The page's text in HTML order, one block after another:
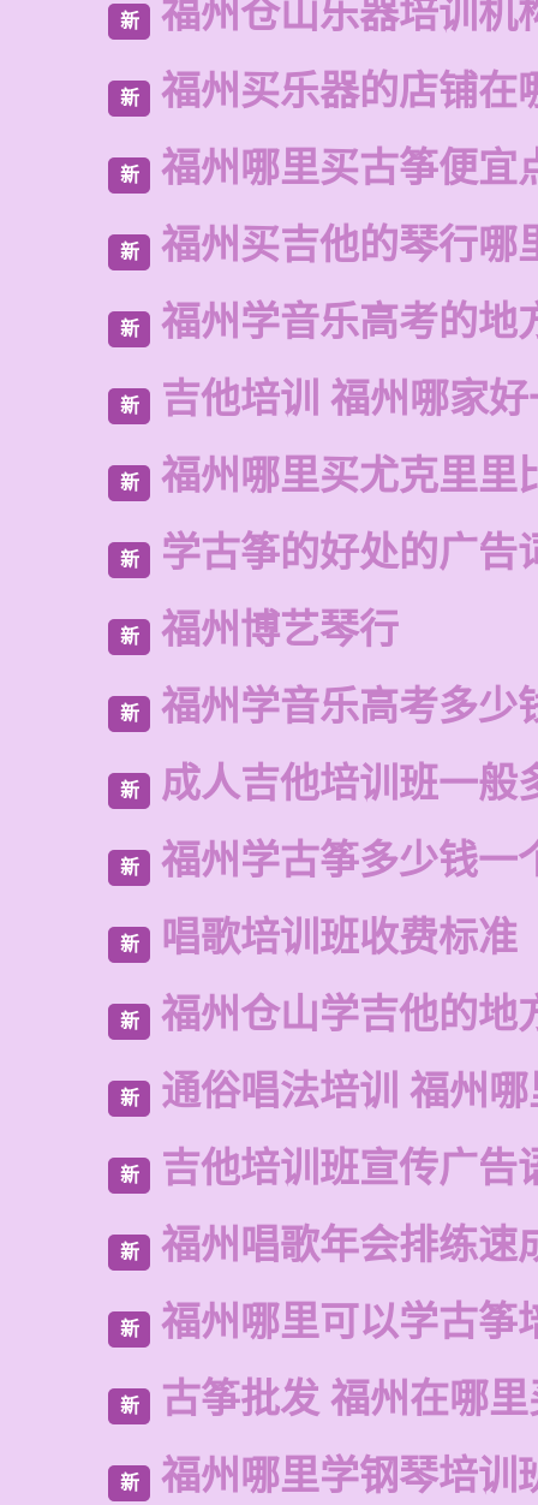
新 福州仓山乐器培训机
新 福州买乐器的店铺在
新 福州哪里买古筝便宜
新 福州买吉他的琴行哪
新 福州学音乐高考的地
新 吉他培训 福州哪家
新 福州哪里买尤克里里
新 学古筝的好处的广告
新 福州博艺琴行
新 福州学音乐高考多少
新 成人吉他培训班一般
新 福州学古筝多少钱一
新 唱歌培训班收费标准
新 福州仓山学吉他的地
新 通俗唱法培训 福州
新 吉他培训班宣传广告
新 福州唱歌年会排练速
新 福州哪里可以学古筝
新 古筝批发 福州在哪
新 福州哪里学钢琴培训